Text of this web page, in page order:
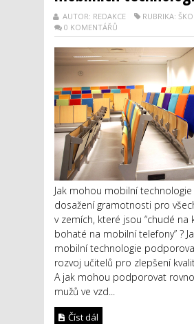
AUTOR: REDAKCE
RUBRIKA:
0 KOMENTÁŘŮ
Jak mohou mobilní
dosažení gramotnosti pro
v zemích, které jsou “chudé na
bohaté na mobilní telefony” ?
mobilní technologie
rozvoj učitelů pro zlepšení
A jak mohou podporovat
mužů ve vzd...
Číst dál